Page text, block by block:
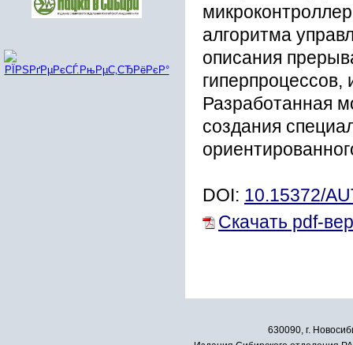
алгоритма
описания
Разработанная
создания
DOI: 10.15372/
Скачать pdf-
630090, г.